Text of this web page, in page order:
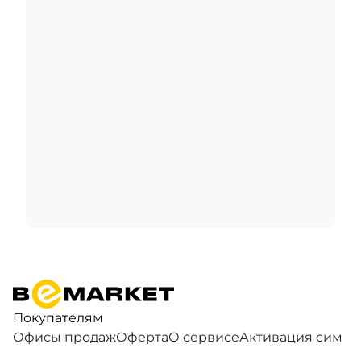
Покупателям
Офисы продажОфертаО сервисеАктивация сим